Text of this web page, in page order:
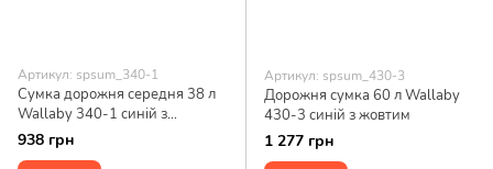
Артикул: spsum_340-1
Сумка дорожня середня 38 л
Wallaby 340-1 синій з
блакитним
938 грн
Артикул: spsum_430-3
Дорожня сумка 60 л Wallaby
430-3 синій з жовтим
1 277 грн